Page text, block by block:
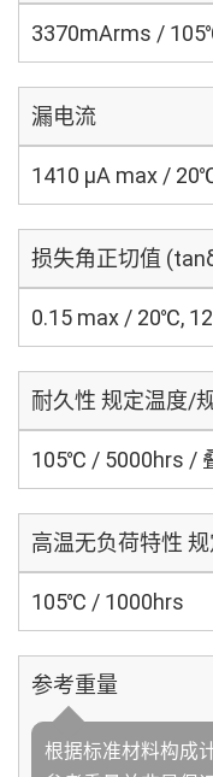
3370mArms /
漏电流
1410 μA max /
损失角正切值
0.15 max / 20℃,
耐久性 规定温度/
105℃ / 5000hrs /
高温无负荷特性
105℃ / 1000hrs
参考重量
根据标准材料构成